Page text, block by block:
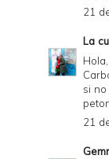
21
La
si
21